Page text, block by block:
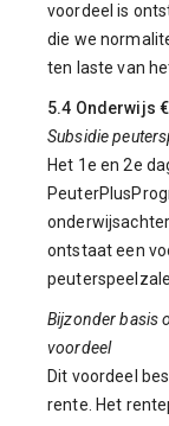
voordeel is
die we
ten laste van
5.4 Onderwijs
Subsidie
Het 1e en 2e
ontstaat een
Bijzonder basis
voordeel
Dit voordeel
rente. Het